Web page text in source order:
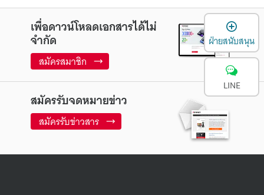
เพื่อดาวน์โหลดเอกสารได้ไม่
จำกัด
สมัครสมาชิก
สมัครรับจดหมายข่าว
สมัครรับข่าวสาร
ฝ่ายสนับสนุน
LINE